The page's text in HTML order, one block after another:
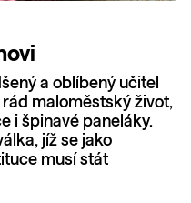
a oblíbený učitel
maloměstský život,
i špinavé paneláky.
jíž se jako
musí stát